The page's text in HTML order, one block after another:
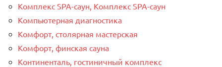
Комплекс SPA-саун, Комплекс SPA-саун
Компьютерная диагностика
Комфорт, столярная мастерская
Комфорт, финская сауна
Континенталь, гостиничный комплекс